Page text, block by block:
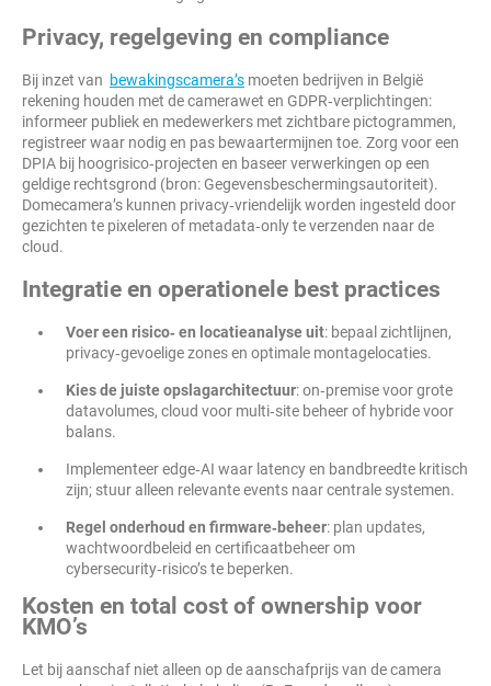
Privacy, regelgeving en compliance
Bij inzet van bewakingscamera’s moeten bedrijven in België
rekening houden met de camerawet en GDPR‑verplichtingen:
informeer publiek en medewerkers met zichtbare pictogrammen,
registreer waar nodig en pas bewaartermijnen toe. Zorg voor een
DPIA bij hoogrisico‑projecten en baseer verwerkingen op een
geldige rechtsgrond (bron: Gegevensbeschermingsautoriteit).
Domecamera’s kunnen privacy‑vriendelijk worden ingesteld door
gezichten te pixeleren of metadata‑only te verzenden naar de
cloud.
Integratie en operationele best practices
Voer een risico‑ en locatieanalyse uit: bepaal zichtlijnen,
privacy‑gevoelige zones en optimale montagelocaties.
Kies de juiste opslagarchitectuur: on‑premise voor grote
datavolumes, cloud voor multi‑site beheer of hybride voor
balans.
Implementeer edge‑AI waar latency en bandbreedte kritisch
zijn; stuur alleen relevante events naar centrale systemen.
Regel onderhoud en firmware‑beheer: plan updates,
wachtwoordbeleid en certificaatbeheer om
cybersecurity‑risico’s te beperken.
Kosten en total cost of ownership voor
KMO’s
Let bij aanschaf niet alleen op de aanschafprijs van de camera